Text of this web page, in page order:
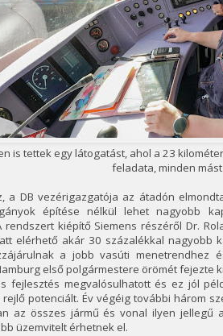
is tettek egy látogatást, ahol a 23
feladata, minden
a DB vezérigazgatója az átadón
építése nélkül lehet nagyobb
rendszert kiépítő Siemens részéről Dr.
elérhető akár 30 százalékkal nagyobb
a jobb vasúti menetrendhez
első polgármestere örömét
fejlesztés megvalósulhatott és ez jól
potenciált. Év végéig további három
az összes jármű és vonal ilyen jellegű
üzemvitelt érhetnek el.